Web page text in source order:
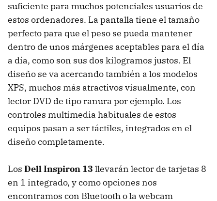
suficiente para muchos potenciales usuarios de
estos ordenadores. La pantalla tiene el tamaño
perfecto para que el peso se pueda mantener
dentro de unos márgenes aceptables para el día
a día, como son sus dos kilogramos justos. El
diseño se va acercando también a los modelos
XPS, muchos más atractivos visualmente, con
lector DVD de tipo ranura por ejemplo. Los
controles multimedia habituales de estos
equipos pasan a ser táctiles, integrados en el
diseño completamente.
Los Dell Inspiron 13 llevarán lector de tarjetas 8
en 1 integrado, y como opciones nos
encontramos con Bluetooth o la webcam